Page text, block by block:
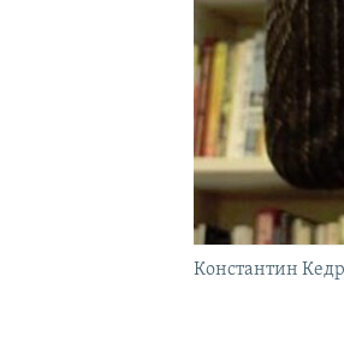
Константин